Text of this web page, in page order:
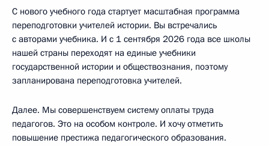
С нового учебного года стартует масштабная программа
переподготовки учителей истории. Вы встречались
с авторами учебника. И с 1 сентября 2026 года все школы
нашей страны переходят на единые учебники
государственной истории и обществознания, поэтому
запланирована переподготовка учителей.
Далее. Мы совершенствуем систему оплаты труда
педагогов. Это на особом контроле. И хочу отметить
повышение престижа педагогического образования.